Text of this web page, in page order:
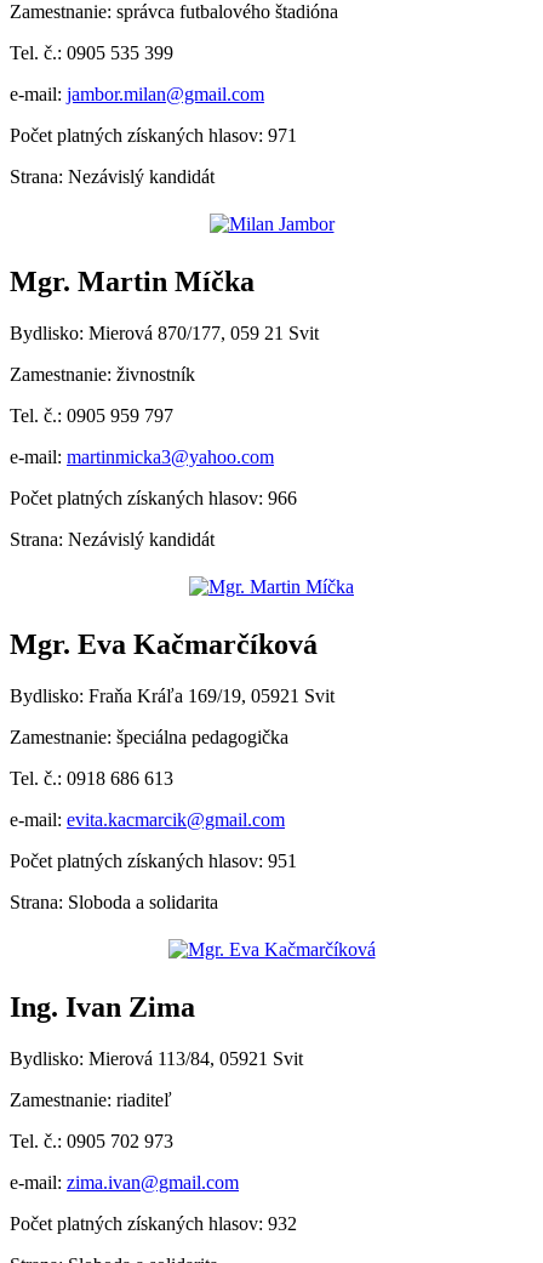
Zamestnanie: správca futbalového štadióna
Tel. č.: 0905 535 399
e-mail: jambor.milan@gmail.com
Počet platných získaných hlasov: 971
Strana: Nezávislý kandidát
Mgr. Martin Míčka
Bydlisko: Mierová 870/177, 059 21 Svit
Zamestnanie: živnostník
Tel. č.: 0905 959 797
e-mail: martinmicka3@yahoo.com
Počet platných získaných hlasov: 966
Strana: Nezávislý kandidát
Mgr. Eva Kačmarčíková
Bydlisko: Fraňa Kráľa 169/19, 05921 Svit
Zamestnanie: špeciálna pedagogička
Tel. č.: 0918 686 613
e-mail: evita.kacmarcik@gmail.com
Počet platných získaných hlasov: 951
Strana: Sloboda a solidarita
Ing. Ivan Zima
Bydlisko: Mierová 113/84, 05921 Svit
Zamestnanie: riaditeľ
Tel. č.: 0905 702 973
e-mail: zima.ivan@gmail.com
Počet platných získaných hlasov: 932